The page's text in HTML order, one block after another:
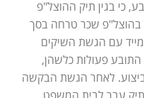
כי בגין תיק ההוצל"פ
בהוצל"פ שכר טרחה בסך
מייד עם הגשת השיקים
התובע פעולות כלשהן,
לאחר הגשת הבקשה